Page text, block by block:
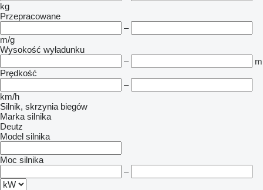
kg
Przepracowane
–
m/g
Wysokość wyładunku
–
m
Prędkość
–
km/h
Silnik, skrzynia biegów
Marka silnika
Deutz
Model silnika
Moc silnika
–